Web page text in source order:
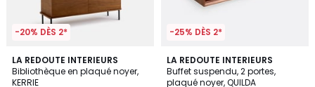
-20% DÈS 2*
LA REDOUTE INTERIEURS
Bibliothèque en plaqué noyer,
KERRIE
-25% DÈS 2*
LA REDOUTE INTERIEURS
Buffet suspendu, 2 portes,
plaqué noyer, QUILDA